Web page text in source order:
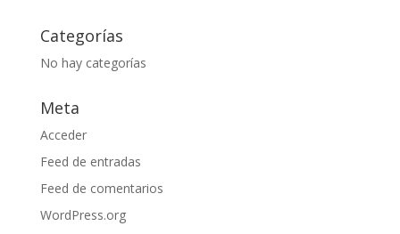
Categorías
No hay categorías
Meta
Acceder
Feed de entradas
Feed de comentarios
WordPress.org